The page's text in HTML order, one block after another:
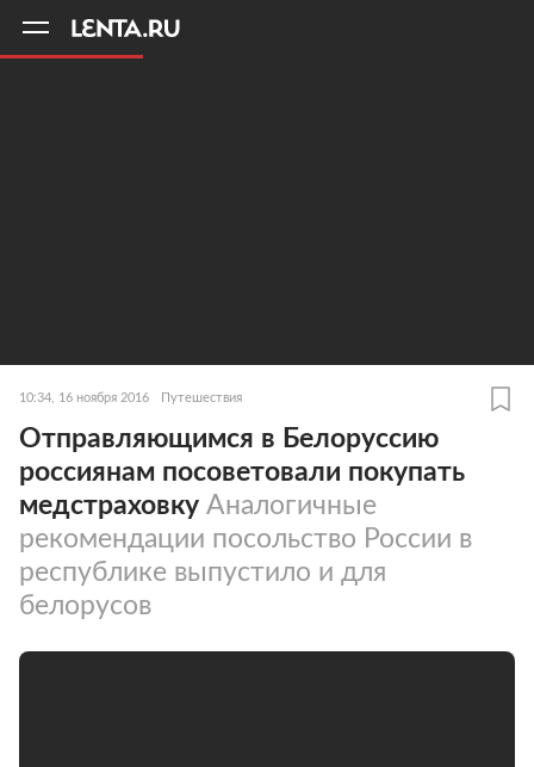
10:34, 16 ноября 2016 Путешествия
Отправляющимся в Белоруссию
россиянам посоветовали покупать
медстраховку Аналогичные
рекомендации посольство России в
республике выпустило и для
белорусов